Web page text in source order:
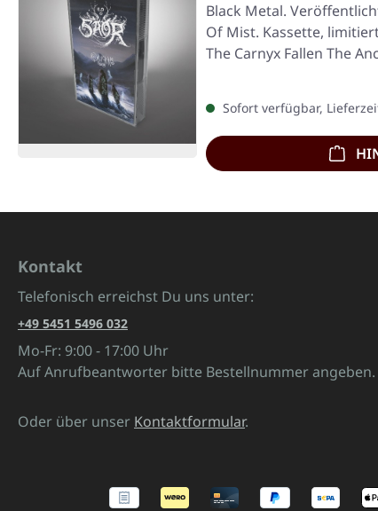
Black Metal.
Of Mist. Kassette,
The Carnyx Fallen The
Sofort verfügbar,
Kontakt
Telefonisch erreichst Du uns unter:
+49 5451 5496 032
Mo-Fr: 9:00 - 17:00 Uhr
Auf Anrufbeantworter bitte Bestellnummer angeben.
Oder über unser Kontaktformular.